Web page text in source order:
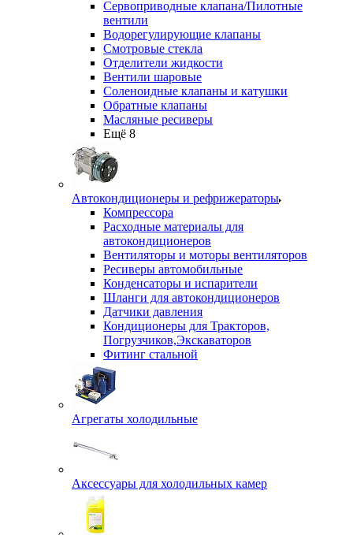
Сервоприводные клапана/Пилотные
вентили
Водорегулирующие клапаны
Смотровые стекла
Отделители жидкости
Вентили шаровые
Соленоидные клапаны и катушки
Обратные клапаны
Масляные ресиверы
Ещё 8
Автокондиционеры и рефрижераторы
Компрессора
Расходные материалы для
автокондиционеров
Вентиляторы и моторы вентиляторов
Ресиверы автомобильные
Конденсаторы и испарители
Шланги для автокондиционеров
Датчики давления
Кондиционеры для Тракторов,
Погрузчиков,Экскаваторов
Фитинг стальной
Агрегаты холодильные
Аксессуары для холодильных камер